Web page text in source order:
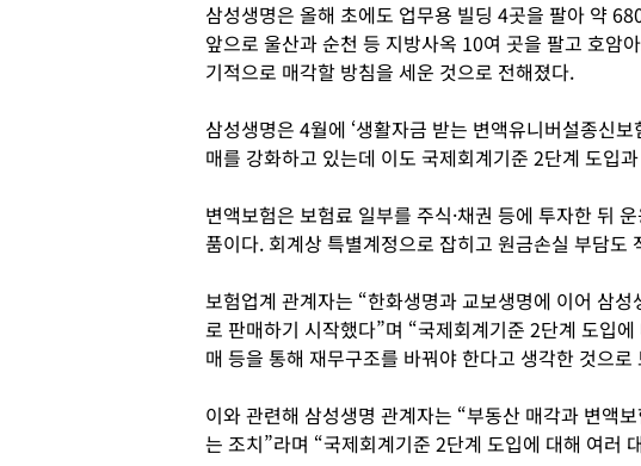
삼성생명은 올해 초에도 업무용 빌딩 4곳을 팔아 약
앞으로 울산과 순천 등 지방사옥 10여 곳을 팔고 호암
기적으로 매각할 방침을 세운 것으로 전해졌다.
삼성생명은 4월에 ‘생활자금 받는 변액유니버설종신
매를 강화하고 있는데 이도 국제회계기준 2단계 도입
변액보험은 보험료 일부를 주식·채권 등에 투자한 뒤
품이다. 회계상 특별계정으로 잡히고 원금손실 부담도
보험업계 관계자는 “한화생명과 교보생명에 이어 삼
로 판매하기 시작했다”며 “국제회계기준 2단계 도입
매 등을 통해 재무구조를 바꿔야 한다고 생각한 것으로
이와 관련해 삼성생명 관계자는 “부동산 매각과 변액
는 조치”라며 “국제회계기준 2단계 도입에 대해 여러